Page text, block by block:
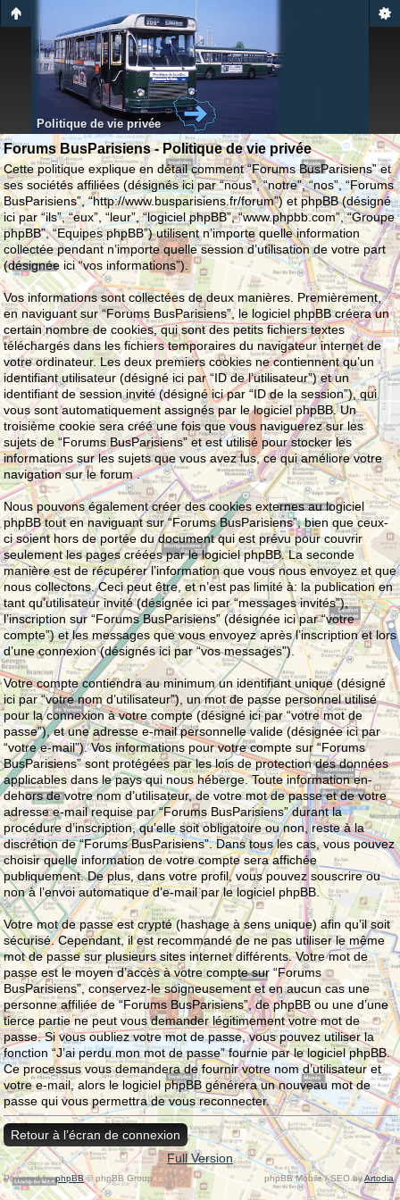
Politique de vie privée
Forums BusParisiens - Politique de vie privée
Cette politique explique en détail comment “Forums BusParisiens” et
ses sociétés affiliées (désignés ici par “nous”, “notre”, “nos”, “Forums
BusParisiens”, “http://www.busparisiens.fr/forum”) et phpBB (désigné
ici par “ils”, “eux”, “leur”, “logiciel phpBB”, “www.phpbb.com”, “Groupe
phpBB”, “Equipes phpBB”) utilisent n’importe quelle information
collectée pendant n’importe quelle session d’utilisation de votre part
(désignée ici “vos informations”).
Vos informations sont collectées de deux manières. Premièrement,
en naviguant sur “Forums BusParisiens”, le logiciel phpBB créera un
certain nombre de cookies, qui sont des petits fichiers textes
téléchargés dans les fichiers temporaires du navigateur internet de
votre ordinateur. Les deux premiers cookies ne contiennent qu’un
identifiant utilisateur (désigné ici par “ID de l’utilisateur”) et un
identifiant de session invité (désigné ici par “ID de la session”), qui
vous sont automatiquement assignés par le logiciel phpBB. Un
troisième cookie sera créé une fois que vous naviguerez sur les
sujets de “Forums BusParisiens” et est utilisé pour stocker les
informations sur les sujets que vous avez lus, ce qui améliore votre
navigation sur le forum .
Nous pouvons également créer des cookies externes au logiciel
phpBB tout en naviguant sur “Forums BusParisiens”, bien que ceux-
ci soient hors de portée du document qui est prévu pour couvrir
seulement les pages créées par le logiciel phpBB. La seconde
manière est de récupérer l’information que vous nous envoyez et que
nous collectons. Ceci peut être, et n’est pas limité à: la publication en
tant qu’utilisateur invité (désignée ici par “messages invités”),
l’inscription sur “Forums BusParisiens” (désignée ici par “votre
compte”) et les messages que vous envoyez après l’inscription et lors
d’une connexion (désignés ici par “vos messages”).
Votre compte contiendra au minimum un identifiant unique (désigné
ici par “votre nom d’utilisateur”), un mot de passe personnel utilisé
pour la connexion à votre compte (désigné ici par “votre mot de
passe”), et une adresse e-mail personnelle valide (désignée ici par
“votre e-mail”). Vos informations pour votre compte sur “Forums
BusParisiens” sont protégées par les lois de protection des données
applicables dans le pays qui nous héberge. Toute information en-
dehors de votre nom d’utilisateur, de votre mot de passe et de votre
adresse e-mail requise par “Forums BusParisiens” durant la
procédure d’inscription, qu’elle soit obligatoire ou non, reste à la
discrétion de “Forums BusParisiens”. Dans tous les cas, vous pouvez
choisir quelle information de votre compte sera affichée
publiquement. De plus, dans votre profil, vous pouvez souscrire ou
non à l’envoi automatique d’e-mail par le logiciel phpBB.
Votre mot de passe est crypté (hashage à sens unique) afin qu’il soit
sécurisé. Cependant, il est recommandé de ne pas utiliser le même
mot de passe sur plusieurs sites internet différents. Votre mot de
passe est le moyen d’accès à votre compte sur “Forums
BusParisiens”, conservez-le soigneusement et en aucun cas une
personne affiliée de “Forums BusParisiens”, de phpBB ou une d’une
tierce partie ne peut vous demander légitimement votre mot de
passe. Si vous oubliez votre mot de passe, vous pouvez utiliser la
fonction “J’ai perdu mon mot de passe” fournie par le logiciel phpBB.
Ce processus vous demandera de fournir votre nom d’utilisateur et
votre e-mail, alors le logiciel phpBB générera un nouveau mot de
passe qui vous permettra de vous reconnecter.
Retour à l’écran de connexion
Full Version
Powered byphpBB© phpBB Group. phpBB Mobile / SEO byArtodia.